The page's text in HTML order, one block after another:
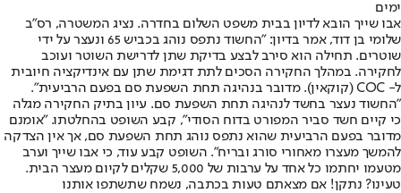
ימים
אבו שייך הובא לדיון בבית משפט השלום בחדרה. נציג המשטרה, רס"ב
שלומי בן דוד, אמר בדיון: "החשוד נתפס נוהג בכביש 65 ונעצר על ידי
שוטרים. תחילה הוא סירב לבצע בדיקת שתן לדרישת השוטר ועוכב
לחקירה. במהלך החקירה הסכים לתת דגימת שתן עם אינדיקציה חיובית
ל- COC (קוקאין). מדובר בנהיגה תחת השפעת סם בפעם הרביעית".
"החשוד נעצר בחשד לנהיגה תחת השפעת סם. עיון בתיק החקירה מגלה
כי קיים חשד סביר המפורט בדוח הסודי", קבע השופט בהחלטתו. "אומנם
מדובר בפעם הרביעית שהוא נתפס נוהג תחת השפעת סם, אך אין הצדקה
להמשך מעצרו מאחורי סורג ובריח". השופט קבע עוד, כי אבו שייך וערב
מטעמו יחתמו כל אחד על ערבות של 5,000 שקלים לקיום מעצר הבית.
טעינו? נתקן! אם מצאתם טעות בכתבה, נשמח שתשתפו אותנו